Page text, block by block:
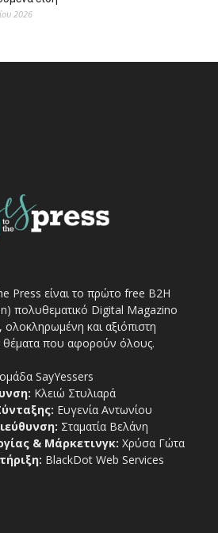
2026
Press είναι το πρώτο free Β2Η
πολυθεματικό Digital Magazino
ολοκληρωμένη και αξιόπιστη
θέματα που αφορούν όλους.
SayYessers
Κλειώ Στυλιαρά
Ευγενία Αντωνίου
Σταματία Βελάνη
& Μάρκετινγκ: Χρύσα Γώτα
BlackDot Web Services